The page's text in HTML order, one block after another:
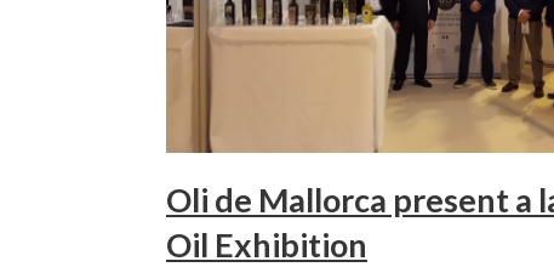
Oli de Mallorca present a
Oil Exhibition